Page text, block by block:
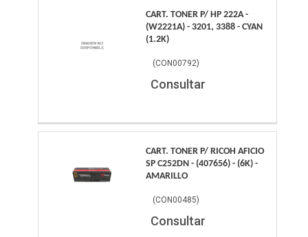
CART. TONER P/ HP 222A -
(W2221A) - 3201, 3388 - CYAN
(1.2K)
(CON00792)
Consultar
CART. TONER P/ RICOH AFICIO
SP C252DN - (407656) - (6K) -
AMARILLO
(CON00485)
Consultar